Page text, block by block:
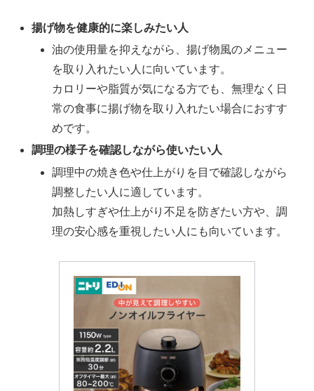
揚げ物を健康的に楽しみたい人
油の使用量を抑えながら、揚げ物風のメニュー
を取り入れたい人に向いています。
カロリーや脂質が気になる方でも、無理なく日
常の食事に揚げ物を取り入れたい場合におすす
めです。
調理の様子を確認しながら使いたい人
調理中の焼き色や仕上がりを目で確認しながら
調整したい人に適しています。
加熱しすぎや仕上がり不足を防ぎたい方や、調
理の安心感を重視したい人にも向いています。